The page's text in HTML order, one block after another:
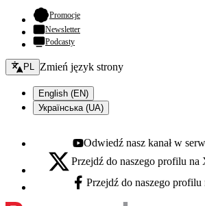
Promocje- otwiera się w nowej karcie
Newsletter
Podcasty
Zmień język - bieżący:
PL Zmień język strony
English (EN)
Українська (UA)
Youtube - otwiera się w nowej karcie
Odwiedź nasz kanał w
X - otwiera się w nowej karcie
Przejdź do naszego profilu
Facebook - otwiera się w nowej karcie
Przejdź do naszego profilu